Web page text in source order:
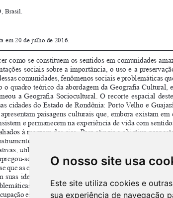
O nosso site usa
Este site utiliza cookies e
sua experiência de navegação